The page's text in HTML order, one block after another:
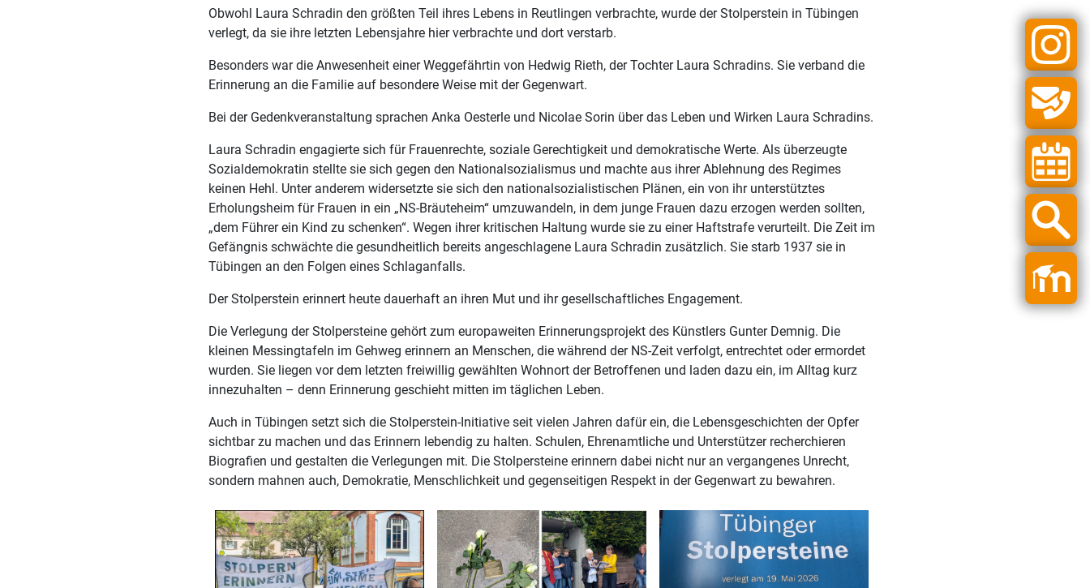
Obwohl Laura Schradin den größten Teil ihres Lebens in Reutlingen verbrachte, wurde der Stolperstein in Tübingen
verlegt, da sie ihre letzten Lebensjahre hier verbrachte und dort verstarb.
Besonders war die Anwesenheit einer Weggefährtin von Hedwig Rieth, der Tochter Laura Schradins. Sie verband die
Erinnerung an die Familie auf besondere Weise mit der Gegenwart.
Bei der Gedenkveranstaltung sprachen Anka Oesterle und Nicolae Sorin über das Leben und Wirken Laura Schradins.
Laura Schradin engagierte sich für Frauenrechte, soziale Gerechtigkeit und demokratische Werte. Als überzeugte
Sozialdemokratin stellte sie sich gegen den Nationalsozialismus und machte aus ihrer Ablehnung des Regimes
keinen Hehl. Unter anderem widersetzte sie sich den nationalsozialistischen Plänen, ein von ihr unterstütztes
Erholungsheim für Frauen in ein „NS-Bräuteheim“ umzuwandeln, in dem junge Frauen dazu erzogen werden sollten,
„dem Führer ein Kind zu schenken“. Wegen ihrer kritischen Haltung wurde sie zu einer Haftstrafe verurteilt. Die Zeit im
Gefängnis schwächte die gesundheitlich bereits angeschlagene Laura Schradin zusätzlich. Sie starb 1937 sie in
Tübingen an den Folgen eines Schlaganfalls.
Der Stolperstein erinnert heute dauerhaft an ihren Mut und ihr gesellschaftliches Engagement.
Die Verlegung der Stolpersteine gehört zum europaweiten Erinnerungsprojekt des Künstlers Gunter Demnig. Die
kleinen Messingtafeln im Gehweg erinnern an Menschen, die während der NS-Zeit verfolgt, entrechtet oder ermordet
wurden. Sie liegen vor dem letzten freiwillig gewählten Wohnort der Betroffenen und laden dazu ein, im Alltag kurz
innezuhalten – denn Erinnerung geschieht mitten im täglichen Leben.
Auch in Tübingen setzt sich die Stolperstein-Initiative seit vielen Jahren dafür ein, die Lebensgeschichten der Opfer
sichtbar zu machen und das Erinnern lebendig zu halten. Schulen, Ehrenamtliche und Unterstützer recherchieren
Biografien und gestalten die Verlegungen mit. Die Stolpersteine erinnern dabei nicht nur an vergangenes Unrecht,
sondern mahnen auch, Demokratie, Menschlichkeit und gegenseitigen Respekt in der Gegenwart zu bewahren.